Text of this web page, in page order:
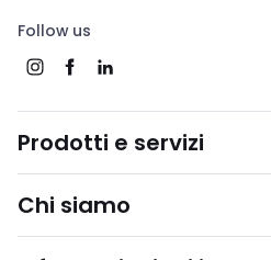
Follow us
Prodotti e servizi
Chi siamo